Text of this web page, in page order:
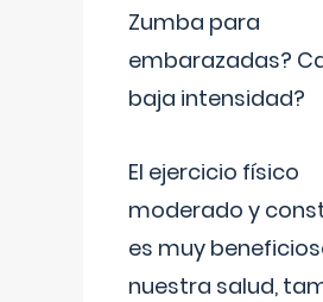
Zumba para
embarazadas?
baja intensidad?
El ejercicio físico
moderado y
es muy
nuestra salud,